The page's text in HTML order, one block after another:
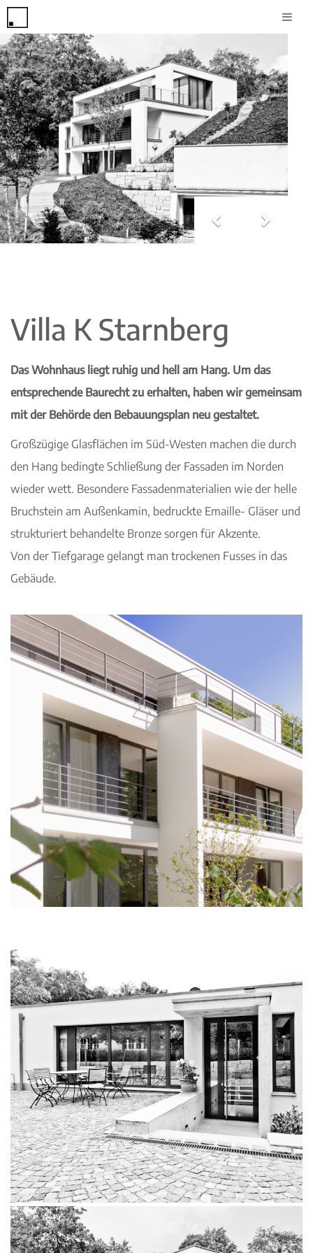
Villa K Starnberg
Das Wohnhaus liegt ruhig und hell am Hang. Um das
entsprechende Baurecht zu erhalten, haben wir gemeinsam
mit der Behörde den Bebauungsplan neu gestaltet.
Großzügige Glasflächen im Süd-Westen machen die durch
den Hang bedingte Schließung der Fassaden im Norden
wieder wett. Besondere Fassadenmaterialien wie der helle
Bruchstein am Außenkamin, bedruckte Emaille- Gläser und
strukturiert behandelte Bronze sorgen für Akzente.
Von der Tiefgarage gelangt man trockenen Fusses in das
Gebäude.